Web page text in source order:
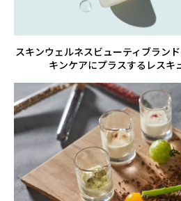
スキンウェルネスビューティブラン
キンケアにプラスするレスキ